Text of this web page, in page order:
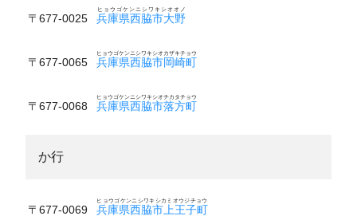
〒677-0025 兵庫県西脇市大野
ヒョウゴケンニシワキシオオノ
〒677-0065 兵庫県西脇市岡崎町
ヒョウゴケンニシワキシオカザキチョウ
〒677-0068 兵庫県西脇市落方町
ヒョウゴケンニシワキシオチカタチョウ
か行
〒677-0069 兵庫県西脇市上王子町
ヒョウゴケンニシワキシカミオウジチョウ